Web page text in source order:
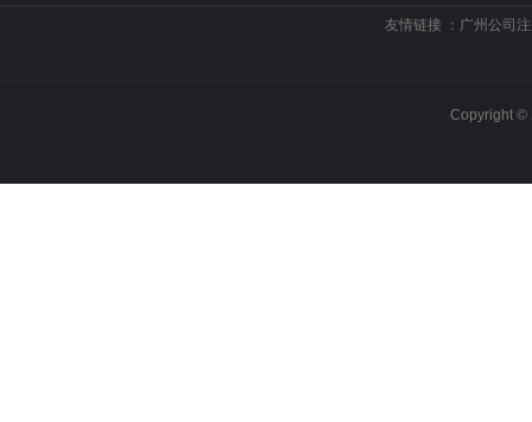
友情链接 ： 广州公司
Copyright ©